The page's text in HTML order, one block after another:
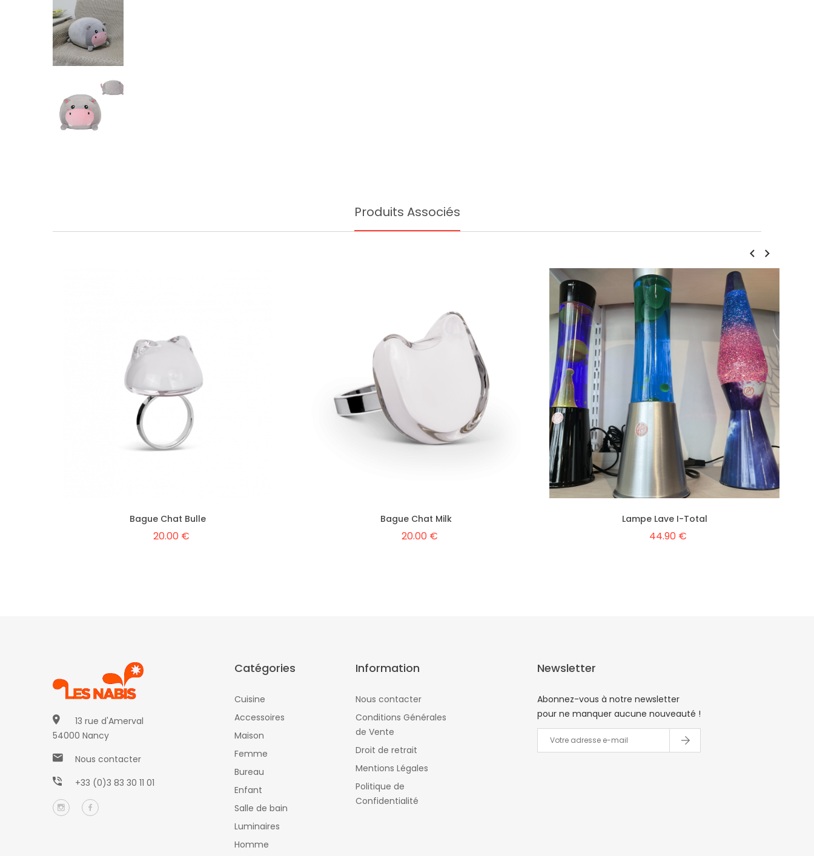
Produits Associés
Bague Chat Bulle
20.00 €
Bague Chat Milk
20.00 €
Lampe Lave I-Total
44.90 €
13 rue d'Amerval
54000 Nancy
Nous contacter
+33 (0)3 83 30 11 01
Catégories
Cuisine
Accessoires
Maison
Femme
Bureau
Enfant
Salle de bain
Luminaires
Homme
Information
Nous contacter
Conditions Générales
de Vente
Droit de retrait
Mentions Légales
Politique de
Confidentialité
Newsletter
Abonnez-vous à notre newsletter
pour ne manquer aucune nouveauté !